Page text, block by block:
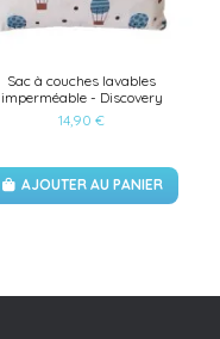
Sac à couches lavables
imperméable - Discovery
14,90 €
AJOUTER AU PANIER